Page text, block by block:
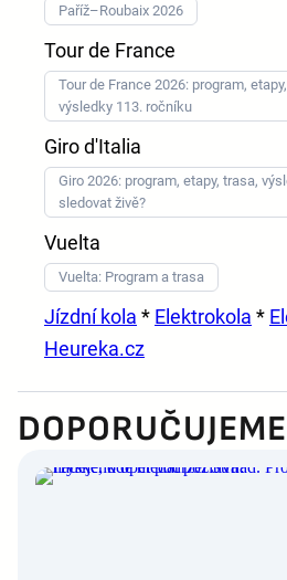
Paříž–Roubaix 2026
Tour de France
Tour de France 2026: program,
výsledky 113. ročníku
Giro d'Italia
Giro 2026: program, etapy, trasa,
sledovat živě?
Vuelta
Vuelta: Program a trasa
Jízdní kola * Elektrokola *
Heureka.cz
DOPORUČUJEME